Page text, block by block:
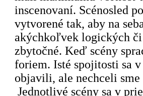
inscenovaní. Scénosled
vytvorené tak, aby na
akýchkoľvek logických
zbytočné. Keď scény
foriem. Isté spojitosti sa v
objavili, ale nechceli
Jednotlivé scény sa v